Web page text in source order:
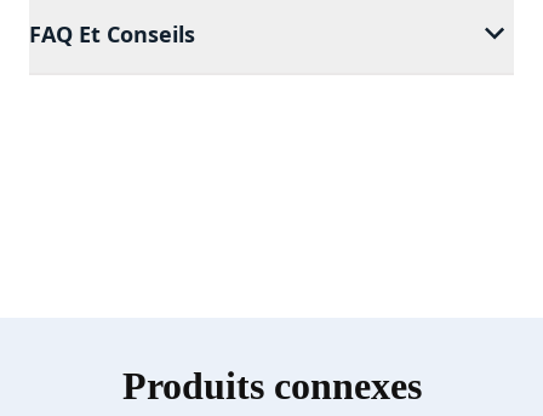
FAQ Et Conseils
Produits connexes